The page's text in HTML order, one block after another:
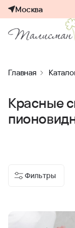
Москва
Главная
Красные
Фильтры